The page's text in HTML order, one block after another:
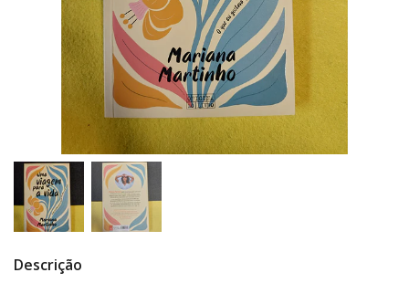
Descrição